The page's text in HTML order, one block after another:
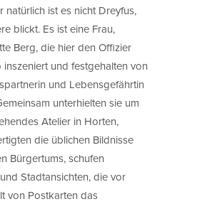
natürlich ist es nicht Dreyfus,
blickt. Es ist eine Frau,
Berg, die hier den Offizier
und festgehalten von
und Lebensgefährtin
unterhielten sie um
Atelier in Horten,
die üblichen Bildnisse
Bürgertums, schufen
Stadtansichten, die vor
von Postkarten das